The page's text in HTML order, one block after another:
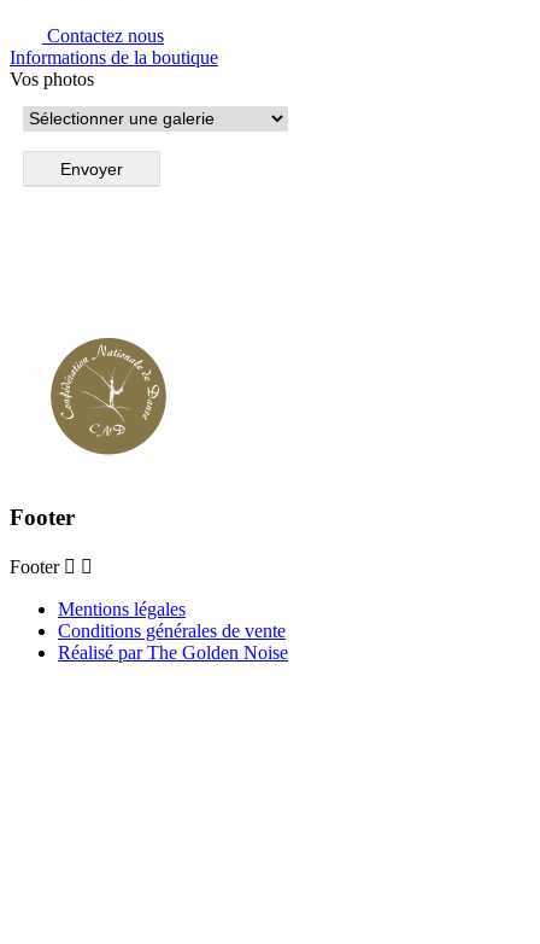
Contactez nous
Informations de la boutique
Vos photos
Footer
Footer  
Mentions légales
Conditions générales de vente
Réalisé par The Golden Noise